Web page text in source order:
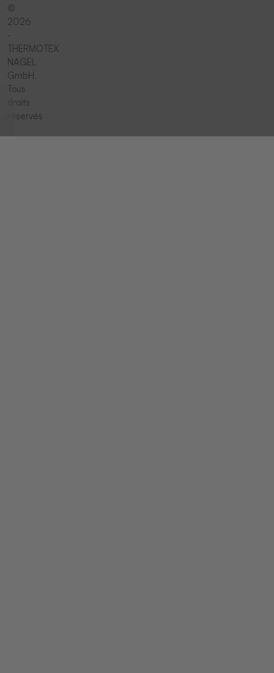
©
2026
-
THERMOTEX
NAGEL
GmbH.
Tous
droits
réservés